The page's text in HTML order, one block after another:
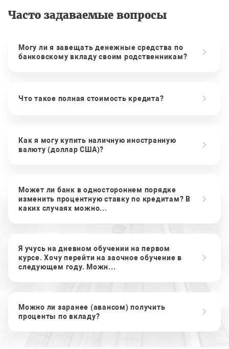
Часто задаваемые вопросы
Могу ли я завещать денежные средства по
банковскому вкладу своим родственникам?
Что такое полная стоимость кредита?
Как я могу купить наличную иностранную
валюту (доллар США)?
Может ли банк в одностороннем порядке
изменить процентную ставку по кредитам? В
каких случаях можно...
Я учусь на дневном обучении на первом
курсе. Хочу перейти на заочное обучение в
следующем году. Можн...
Можно ли заранее (авансом) получить
проценты по вкладу?